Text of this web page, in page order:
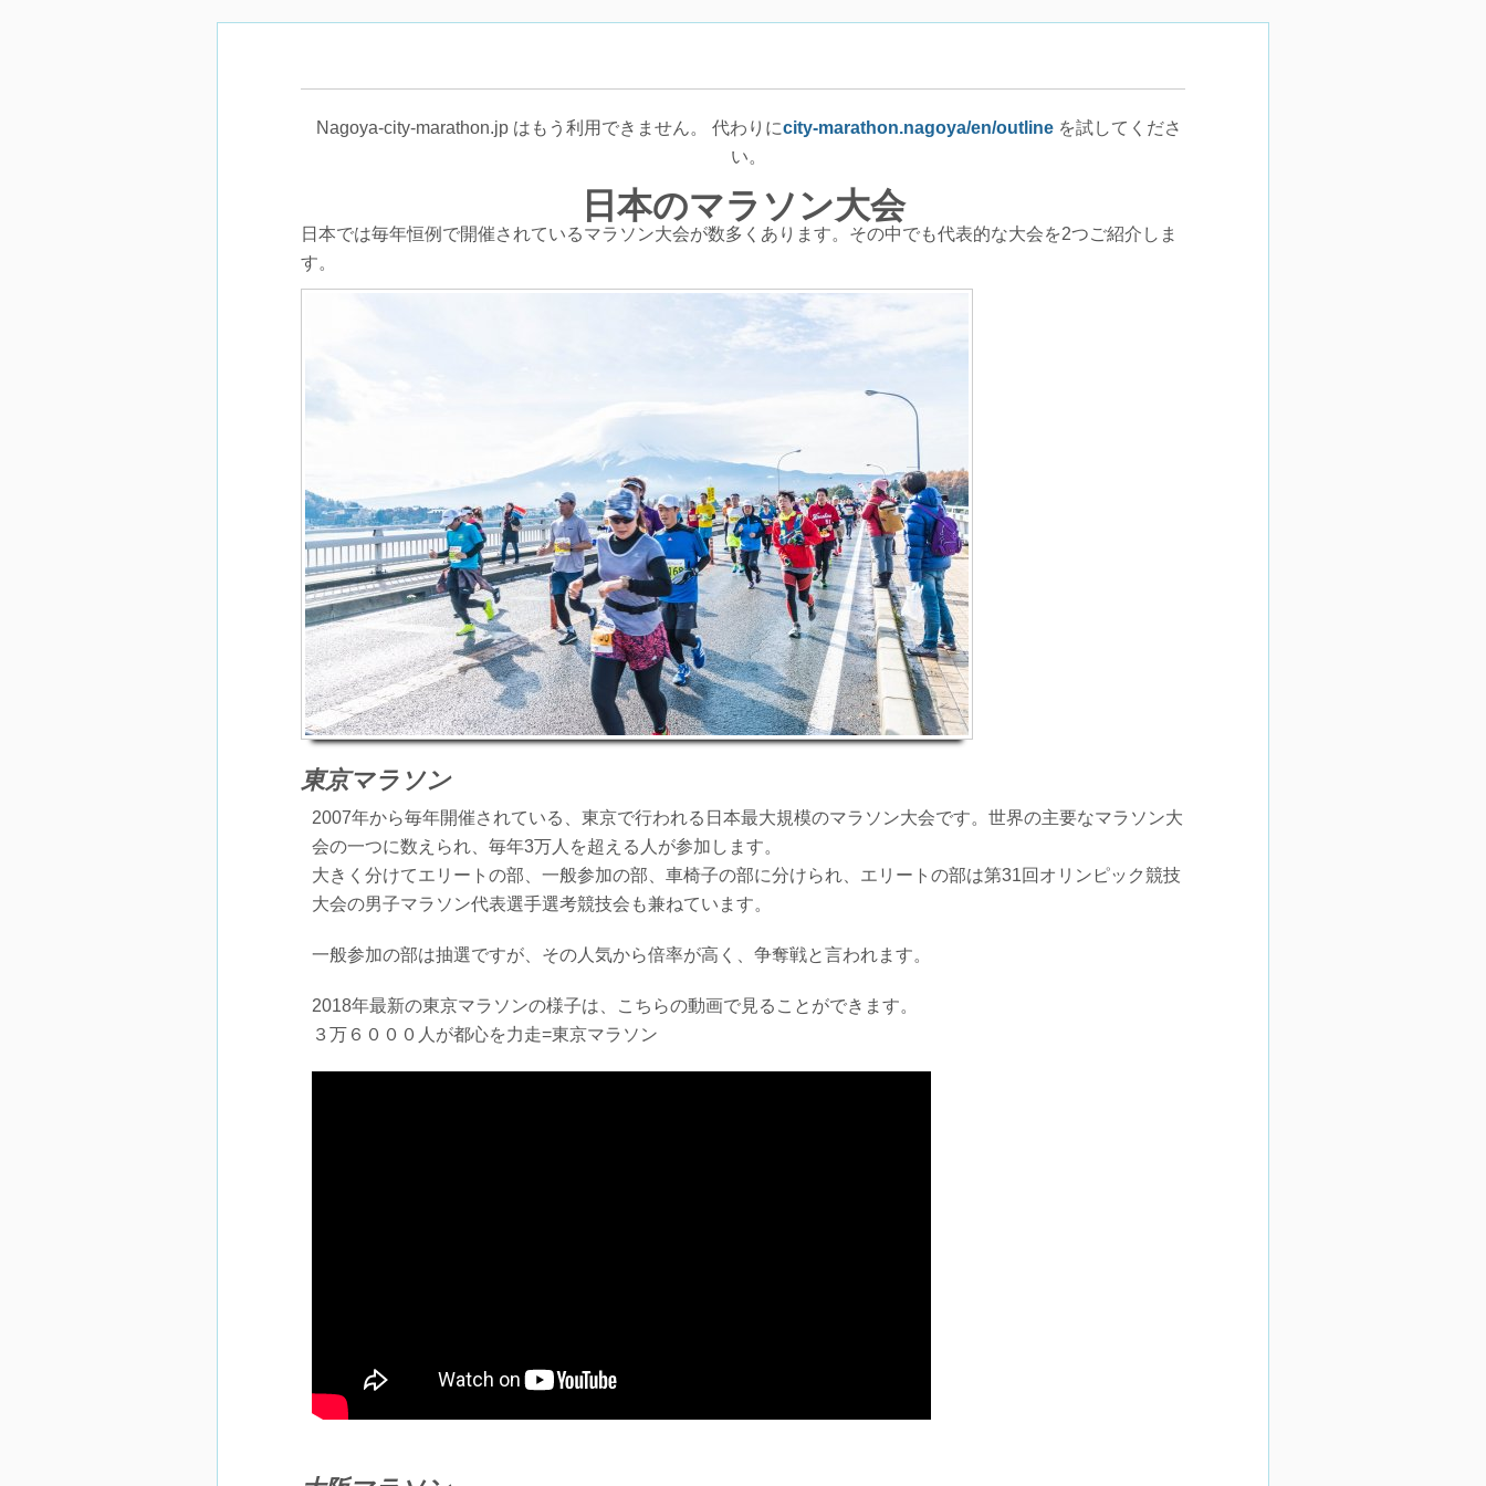
Nagoya-city-marathon.jp はもう利用できません。 代わりにcity-marathon.nagoya/en/outlineを試してくださ
い。
日本のマラソン大会
日本では毎年恒例で開催されているマラソン大会が数多くあります。その中でも代表的な大会を2つご紹介しま
す。
東京マラソン
2007年から毎年開催されている、東京で行われる日本最大規模のマラソン大会です。世界の主要なマラソン大
会の一つに数えられ、毎年3万人を超える人が参加します。
大きく分けてエリートの部、一般参加の部、車椅子の部に分けられ、エリートの部は第31回オリンピック競技
大会の男子マラソン代表選手選考競技会も兼ねています。
一般参加の部は抽選ですが、その人気から倍率が高く、争奪戦と言われます。
2018年最新の東京マラソンの様子は、こちらの動画で見ることができます。
３万６０００人が都心を力走=東京マラソン